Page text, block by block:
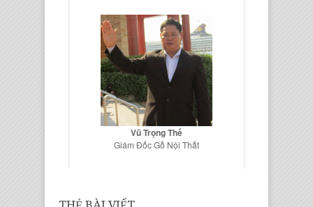
Vũ Trọng Thế
Giám Đốc Gỗ Nội Thất